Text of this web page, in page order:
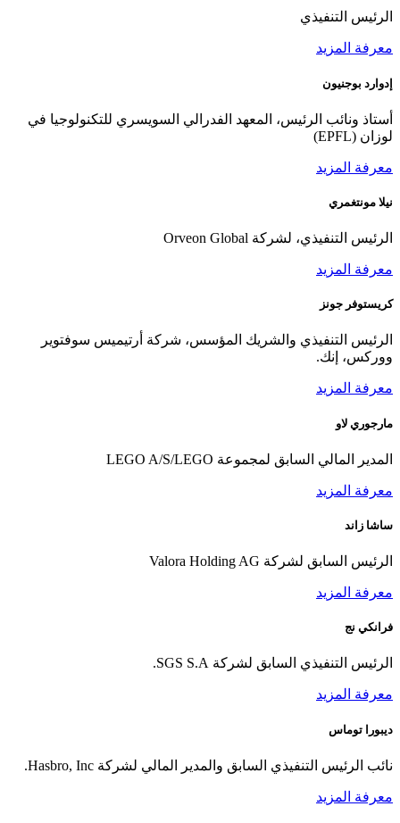
الرئيس التنفيذي
معرفة المزيد
إدوارد بوجنيون
أستاذ ونائب الرئيس، المعهد الفدرالي السويسري للتكنولوجيا في
لوزان (EPFL)
معرفة المزيد
نيلا مونتغمري
الرئيس التنفيذي، لشركة Orveon Global
معرفة المزيد
كريستوفر جونز
الرئيس التنفيذي والشريك المؤسس، شركة أرتيميس سوفتوير
ووركس، إنك.
معرفة المزيد
مارجوري لاو
المدير المالي السابق لمجموعة LEGO A/S/LEGO
معرفة المزيد
ساشا زاند
الرئيس السابق لشركة Valora Holding AG
معرفة المزيد
فرانكي نج
الرئيس التنفيذي السابق لشركة SGS S.A.
معرفة المزيد
ديبورا توماس
نائب الرئيس التنفيذي السابق والمدير المالي لشركة Hasbro, Inc.
معرفة المزيد